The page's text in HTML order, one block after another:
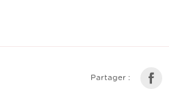
Partager :